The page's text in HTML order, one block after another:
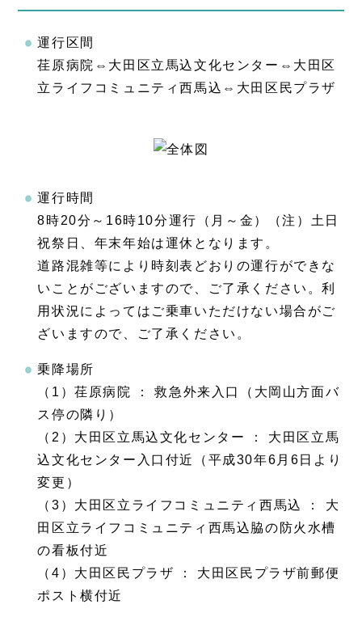
運行区間
荏原病院⇔大田区立馬込文化センター⇔大田区
立ライフコミュニティ西馬込⇔大田区民プラザ
運行時間
8時20分～16時10分運行（月～金）（注）土日
祝祭日、年末年始は運休となります。
道路混雑等により時刻表どおりの運行ができな
いことがございますので、ご了承ください。利
用状況によってはご乗車いただけない場合がご
ざいますので、ご了承ください。
乗降場所
（1）荏原病院 ： 救急外来入口（大岡山方面バ
ス停の隣り）
（2）大田区立馬込文化センター ： 大田区立馬
込文化センター入口付近（平成30年6月6日より
変更）
（3）大田区立ライフコミュニティ西馬込 ： 大
田区立ライフコミュニティ西馬込脇の防火水槽
の看板付近
（4）大田区民プラザ ： 大田区民プラザ前郵便
ポスト横付近